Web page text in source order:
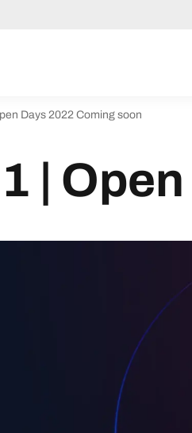
Days 2022 Coming soon
|